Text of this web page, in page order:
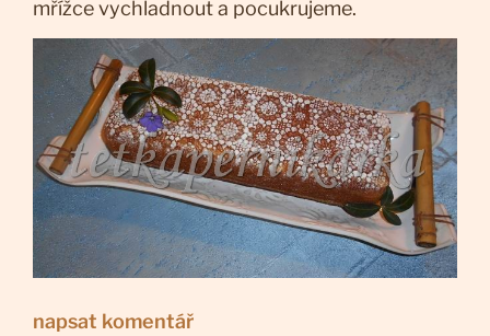
mřížce vychladnout a pocukrujeme.
napsat komentář